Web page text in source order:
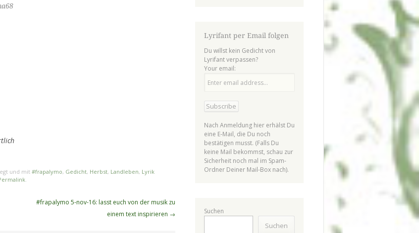
und mit#frapalymo, Gedicht, Herbst, Landleben, Lyrik
.
#frapalymo 5-nov-16: lasst euch von der musik zu
einem text inspirieren →
Lyrifant per Email folgen
Du willst kein Gedicht von
Lyrifant verpassen?
Your email:
Nach Anmeldung hier erhälst Du
eine E-Mail, die Du noch
bestätigen musst. (Falls Du
keine Mail bekommst, schau zur
Sicherheit noch mal im Spam-
Ordner Deiner Mail-Box nach).
Suchen
Suchen